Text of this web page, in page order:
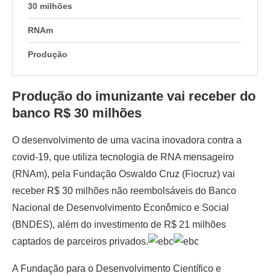
30 milhões
RNAm
Produção
Produção do imunizante vai receber do
banco R$ 30 milhões
O desenvolvimento de uma vacina inovadora contra a
covid-19, que utiliza tecnologia de RNA mensageiro
(RNAm), pela Fundação Oswaldo Cruz (Fiocruz) vai
receber R$ 30 milhões não reembolsáveis do Banco
Nacional de Desenvolvimento Econômico e Social
(BNDES), além do investimento de R$ 21 milhões
captados de parceiros privados.
A Fundação para o Desenvolvimento Científico e